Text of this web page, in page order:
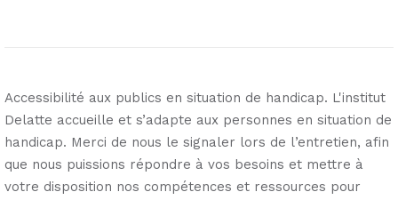
Accessibilité aux publics en situation de handicap. L'institut
Delatte accueille et s’adapte aux personnes en situation de
handicap. Merci de nous le signaler lors de l’entretien, afin
que nous puissions répondre à vos besoins et mettre à
votre disposition nos compétences et ressources pour